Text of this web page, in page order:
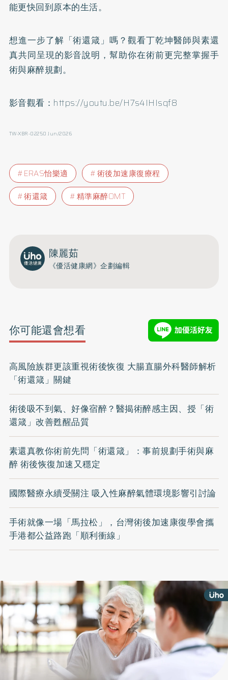
能更快回到原本的生活。
想進一步了解「術還箴」嗎？觀看丁乾坤醫師與素還
真共同呈現的影音說明，幫助你在術前更完整掌握手
術與麻醉規劃。
影音觀看： https://youtu.be/H7s4IHIsqf8
TW-XBR-02250 Jun/2026
ERAS怡樂適
術後加速康復療程
術還箴
精準麻醉OMT
陳麗茹
《優活健康網》企劃編輯
你可能還會想看
高風險族群更該重視術後恢復 大腸直腸外科醫師解析
「術還箴」關鍵
術後吸不到氣、好像宿醉？醫揭術醉感主因、授「術
還箴」改善甦醒品質
素還真教你術前先問「術還箴」：事前規劃手術與麻
醉 術後恢復加速又穩定
國際醫療永續受關注 吸入性麻醉氣體環境影響引討論
手術就像一場「馬拉松」，台灣術後加速康復學會攜
手港都公益路跑「順利衝線」